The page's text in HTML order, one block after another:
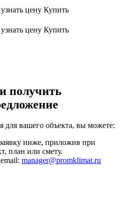
узнать цену Купить
узнать цену Купить
получить
для вашего объекта, вы можете:
ниже, приложив при
план или смету.
manager@promklimat.ru